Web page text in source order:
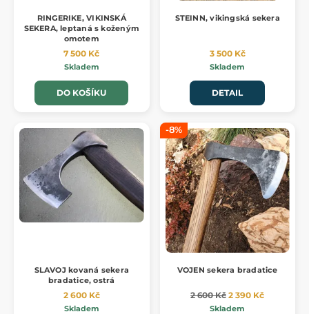
RINGERIKE, VIKINSKÁ
SEKERA, leptaná s koženým
omotem
7 500 Kč
Skladem
DO KOŠÍKU
STEINN, vikingská sekera
3 500 Kč
Skladem
DETAIL
SLAVOJ kovaná sekera
bradatice, ostrá
2 600 Kč
Skladem
-8%
VOJEN sekera bradatice
2 600 Kč 2 390 Kč
Skladem